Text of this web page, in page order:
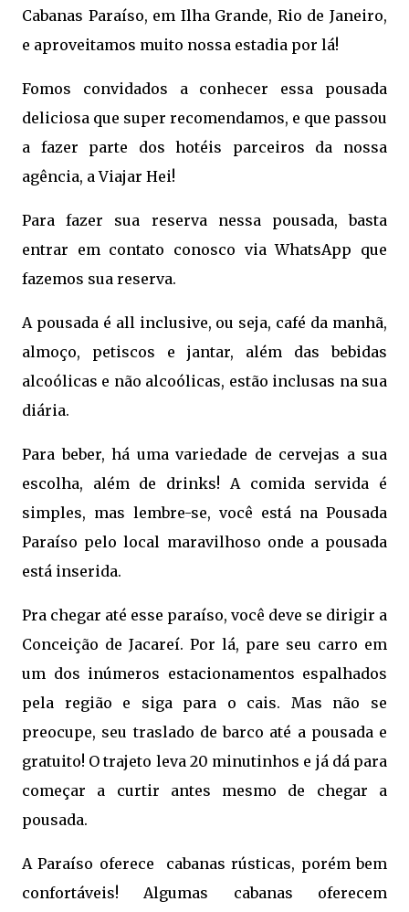
Cabanas Paraíso, em Ilha Grande, Rio de Janeiro,
e aproveitamos muito nossa estadia por lá!
Fomos convidados a conhecer essa pousada
deliciosa que super recomendamos, e que passou
a fazer parte dos hotéis parceiros da nossa
agência, a Viajar Hei!
Para fazer sua reserva nessa pousada, basta
entrar em contato conosco via WhatsApp que
fazemos sua reserva.
A pousada é all inclusive, ou seja, café da manhã,
almoço, petiscos e jantar, além das bebidas
alcoólicas e não alcoólicas, estão inclusas na sua
diária.
Para beber, há uma variedade de cervejas a sua
escolha, além de drinks! A comida servida é
simples, mas lembre-se, você está na Pousada
Paraíso pelo local maravilhoso onde a pousada
está inserida.
Pra chegar até esse paraíso, você deve se dirigir a
Conceição de Jacareí. Por lá, pare seu carro em
um dos inúmeros estacionamentos espalhados
pela região e siga para o cais. Mas não se
preocupe, seu traslado de barco até a pousada e
gratuito! O trajeto leva 20 minutinhos e já dá para
começar a curtir antes mesmo de chegar a
pousada.
A Paraíso oferece cabanas rústicas, porém bem
confortáveis! Algumas cabanas oferecem